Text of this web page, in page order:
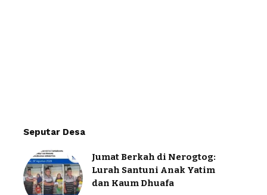
Seputar Desa
Jumat Berkah di Nerogtog:
Lurah Santuni Anak Yatim
dan Kaum Dhuafa